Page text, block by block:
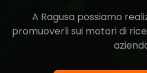
A Ragusa possiamo
promuoverli sui motori di